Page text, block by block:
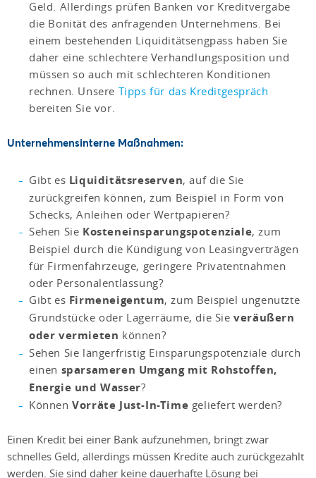
Geld. Allerdings prüfen Banken vor Kreditvergabe
die Bonität des anfragenden Unternehmens. Bei
einem bestehenden Liquiditätsengpass haben Sie
daher eine schlechtere Verhandlungsposition und
müssen so auch mit schlechteren Konditionen
rechnen. Unsere Tipps für das Kreditgespräch
bereiten Sie vor.
Unternehmensinterne Maßnahmen:
Gibt es Liquiditätsreserven, auf die Sie
zurückgreifen können, zum Beispiel in Form von
Schecks, Anleihen oder Wertpapieren?
Sehen Sie Kosteneinsparungspotenziale, zum
Beispiel durch die Kündigung von Leasingverträgen
für Firmenfahrzeuge, geringere Privatentnahmen
oder Personalentlassung?
Gibt es Firmeneigentum, zum Beispiel ungenutzte
Grundstücke oder Lagerräume, die Sieveräußern
oder vermieten können?
Sehen Sie längerfristig Einsparungspotenziale durch
einen sparsameren Umgang mit Rohstoffen,
Energie und Wasser?
KönnenVorräte Just-In-Time geliefert werden?
Einen Kredit bei einer Bank aufzunehmen, bringt zwar
schnelles Geld, allerdings müssen Kredite auch zurückgezahlt
werden. Sie sind daher keine dauerhafte Lösung bei